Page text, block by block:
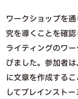
ワークショップを
究を導くことを確
ライティングのワ
びました。参加者
に文章を作成する
してブレインスト